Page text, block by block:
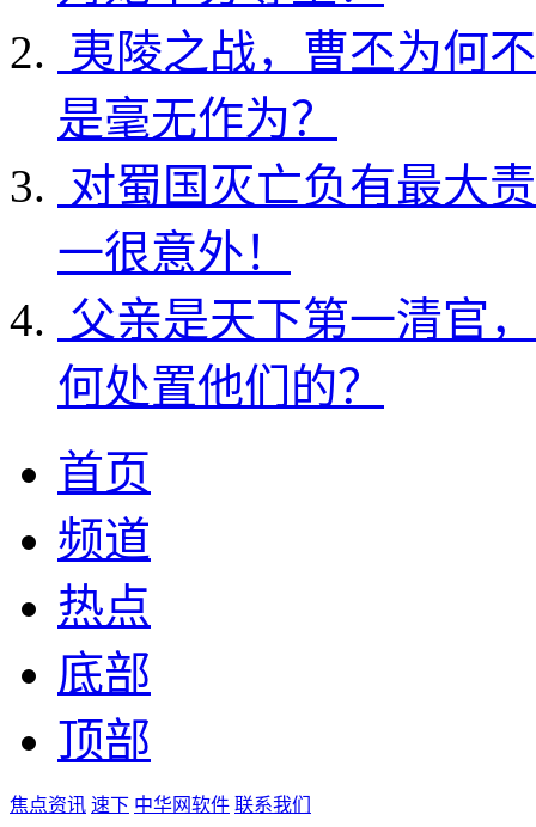
夷陵之战，曹丕为何
是毫无作为？
对蜀国灭亡负有最大
一很意外！
父亲是天下第一清官
何处置他们的？
首页
频道
热点
底部
顶部
焦点资讯 速下 中华网软件 联系我们